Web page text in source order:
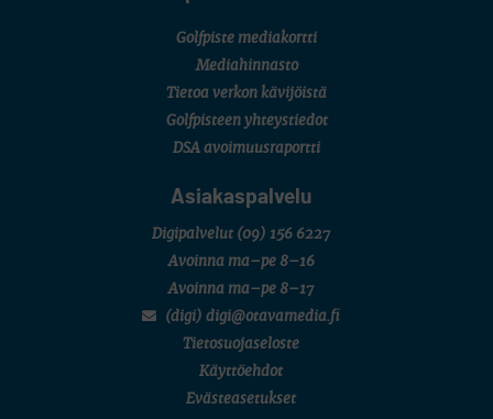
7 (U18 ja U21/pojat/Tahko)
6 (Archipelagia Golf)
Golfpiste mediakortti
Mediahinnasto
Tietoa verkon kävijöistä
Golfpisteen yhteystiedot
DSA avoimuusraportti
Asiakaspalvelu
Digipalvelut (09) 156 6227
Avoinna ma–pe 8–16
Avoinna ma–pe 8–17
(digi) digi@otavamedia.fi
Tietosuojaseloste
Käyttöehdot
Evästeasetukset